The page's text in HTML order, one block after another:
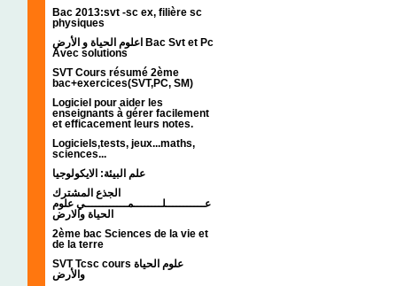
Bac 2013:svt -sc ex, filière sc
physiques
اعلوم الحياة و الأرض Bac Svt et Pc
Avec solutions
SVT Cours résumé 2ème
bac+exercices(SVT,PC, SM)
Logiciel pour aider les
enseignants à gérer facilement
et efficacement leurs notes.
Logiciels,tests, jeux...maths,
sciences...
علم البيئة: الايكولوجيا
الجذع المشترك
عـــــــــــلــــــــمــــــــــــي علوم
الحياة والارض
2ème bac Sciences de la vie et
de la terre
SVT Tcsc cours علوم الحياة
والأرض